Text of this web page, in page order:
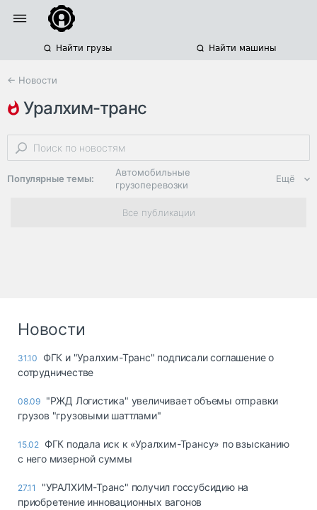
Найти грузы Найти машины
← Новости
уралхим-транс
перевозка минеральных удобрений
Популярные темы:
Автомобильные
грузоперевозки
Региональная
логистика
опасные грузы
страхование
Склады и
грузовые
Коммерческий
транспорт
Ещё
Все публикации
Новости
31.10
ФГК и "Уралхим-Транс" подписали соглашение о
сотрудничестве
08.09 "РЖД Логистика" увеличивает объемы отправки
грузов "грузовыми шаттлами"
15.02 ФГК подала иск к «Уралхим-Трансу» по взысканию
с него мизерной суммы
27.11
"УРАЛХИМ-Транс" получил госсубсидию на
приобретение инновационных вагонов